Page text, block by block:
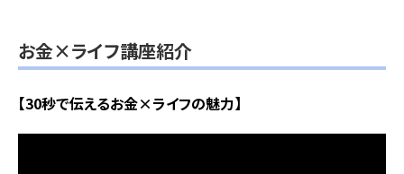
お金×ライフ講座紹介
【30秒で伝えるお金×ライフの魅力】